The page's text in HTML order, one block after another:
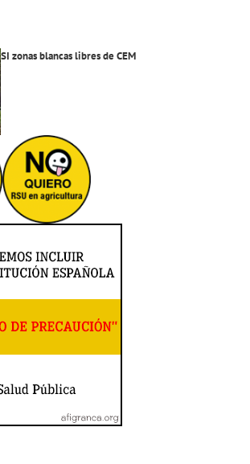
SI zonas blancas libres de CEM